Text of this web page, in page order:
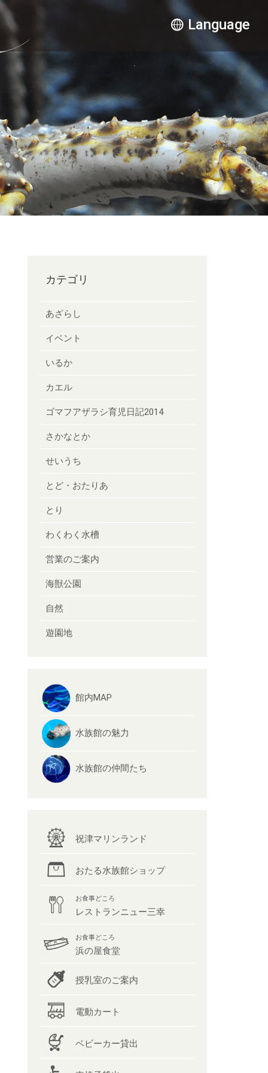
Language
カテゴリ
あざらし
イベント
いるか
カエル
ゴマフアザラシ育児日記2014
さかなとか
せいうち
とど・おたりあ
とり
わくわく水槽
営業のご案内
海獣公園
自然
遊園地
館内MAP
水族館の魅力
水族館の仲間たち
祝津マリンランド
おたる水族館ショップ
お食事どころ
レストランニュー三幸
お食事どころ
浜の屋食堂
授乳室のご案内
電動カート
ベビーカー貸出